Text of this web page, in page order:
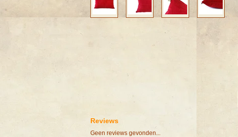
Reviews
Geen reviews gevonden...